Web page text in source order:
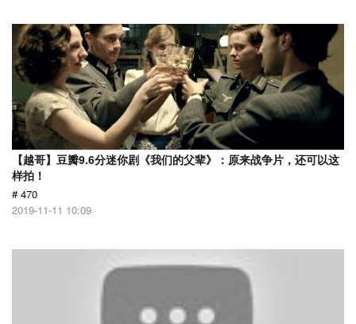
【越哥】豆瓣9.6分迷你剧《我们的父辈》：原来战争片，还可以这
样拍！
# 470
2019-11-11 10:09